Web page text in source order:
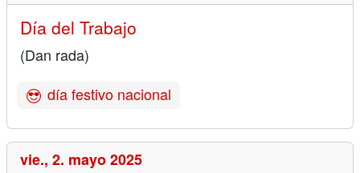
Día del Trabajo
(Dan rada)
día festivo nacional
vie., 2. mayo 2025